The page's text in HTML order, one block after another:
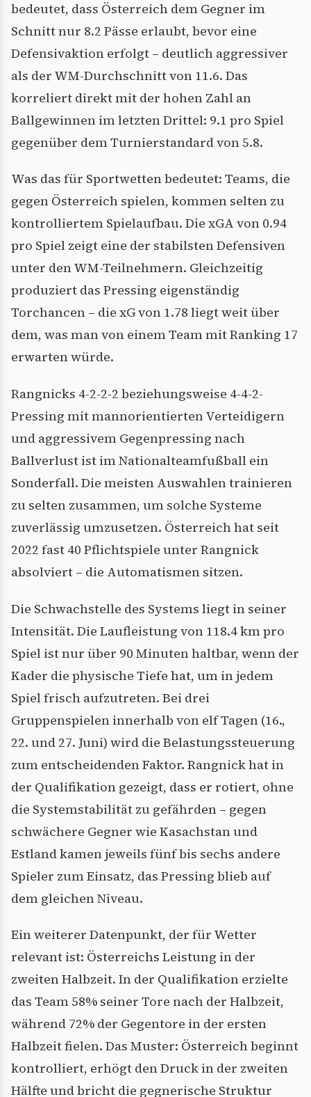
bedeutet, dass Österreich dem Gegner im
Schnitt nur 8.2 Pässe erlaubt, bevor eine
Defensivaktion erfolgt – deutlich aggressiver
als der WM-Durchschnitt von 11.6. Das
korreliert direkt mit der hohen Zahl an
Ballgewinnen im letzten Drittel: 9.1 pro Spiel
gegenüber dem Turnierstandard von 5.8.
Was das für Sportwetten bedeutet: Teams, die
gegen Österreich spielen, kommen selten zu
kontrolliertem Spielaufbau. Die xGA von 0.94
pro Spiel zeigt eine der stabilsten Defensiven
unter den WM-Teilnehmern. Gleichzeitig
produziert das Pressing eigenständig
Torchancen – die xG von 1.78 liegt weit über
dem, was man von einem Team mit Ranking 17
erwarten würde.
Rangnicks 4-2-2-2 beziehungsweise 4-4-2-
Pressing mit mannorientierten Verteidigern
und aggressivem Gegenpressing nach
Ballverlust ist im Nationalteamfußball ein
Sonderfall. Die meisten Auswahlen trainieren
zu selten zusammen, um solche Systeme
zuverlässig umzusetzen. Österreich hat seit
2022 fast 40 Pflichtspiele unter Rangnick
absolviert – die Automatismen sitzen.
Die Schwachstelle des Systems liegt in seiner
Intensität. Die Laufleistung von 118.4 km pro
Spiel ist nur über 90 Minuten haltbar, wenn der
Kader die physische Tiefe hat, um in jedem
Spiel frisch aufzutreten. Bei drei
Gruppenspielen innerhalb von elf Tagen (16.,
22. und 27. Juni) wird die Belastungssteuerung
zum entscheidenden Faktor. Rangnick hat in
der Qualifikation gezeigt, dass er rotiert, ohne
die Systemstabilität zu gefährden – gegen
schwächere Gegner wie Kasachstan und
Estland kamen jeweils fünf bis sechs andere
Spieler zum Einsatz, das Pressing blieb auf
dem gleichen Niveau.
Ein weiterer Datenpunkt, der für Wetter
relevant ist: Österreichs Leistung in der
zweiten Halbzeit. In der Qualifikation erzielte
das Team 58% seiner Tore nach der Halbzeit,
während 72% der Gegentore in der ersten
Halbzeit fielen. Das Muster: Österreich beginnt
kontrolliert, erhögt den Druck in der zweiten
Hälfte und bricht die gegnerische Struktur